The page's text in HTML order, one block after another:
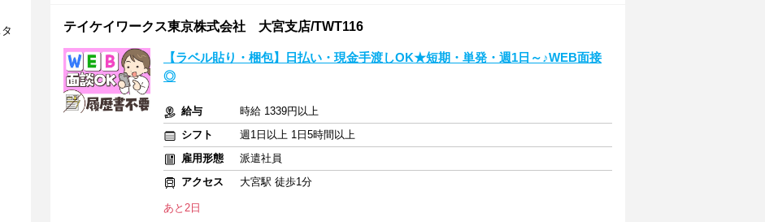
テイケイワークス東京株式会社 大宮支店/TWT116
【ラベル貼り・梱包】日払い・現金手渡しOK★短期・単発・週1日～♪WEB面接
◎
給与
時給 1339円以上
シフト
週1日以上 1日5時間以上
雇用形態
派遣社員
アクセス
大宮駅 徒歩1分
あと2日